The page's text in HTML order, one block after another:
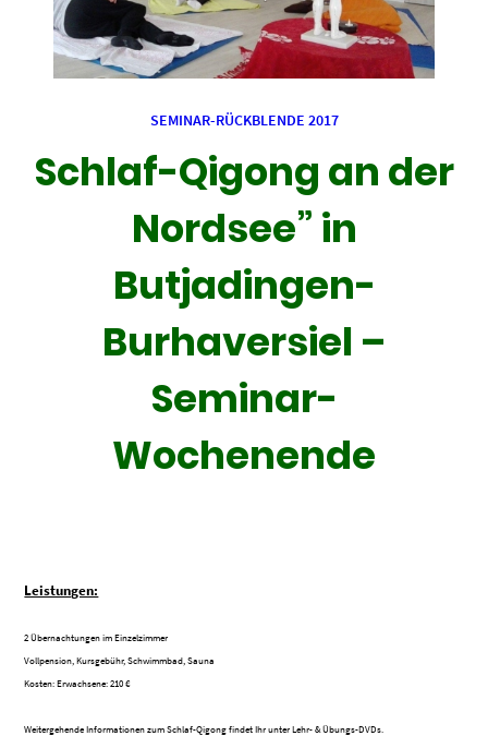
SEMINAR-RÜCKBLENDE 2017
Schlaf-Qigong an der
Nordsee” in
Butjadingen-
Burhaversiel –
Seminar-
Wochenende
Leistungen:
2 Übernachtungen im Einzelzimmer
Vollpension, Kursgebühr, Schwimmbad, Sauna
Kosten: Erwachsene: 210 €
Weitergehende Informationen zum Schlaf-Qigong findet Ihr unter Lehr- & Übungs-DVDs.